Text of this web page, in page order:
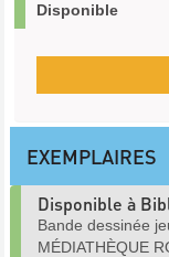
Disponible
EXEMPLAIRES
Disponible à
Bande dessinée
MÉDIATHÈQUE